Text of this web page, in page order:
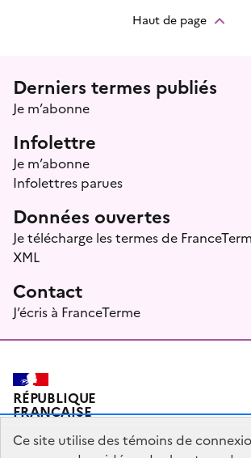
Haut de page
Menu prefooter
Derniers termes publiés
Je m’abonne
Infolettre
Je m’abonne
Infolettres parues
Données ouvertes
Je télécharge les termes de
XML
Contact
J’écris à FranceTerme
RÉPUBLIQUE
FRANÇAISE
Ce site utilise des témoins de